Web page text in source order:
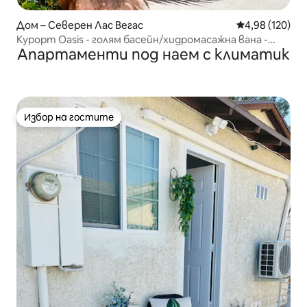
Дом – Северен Лас Вегас Средна
4,98 (120)
Курорт Oasis - голям басейн/хидромасажна вана -
близо до СТРИП, Спийдуей
Апартаменти под наем с климатик
Избор на гостите
Избор на гостите